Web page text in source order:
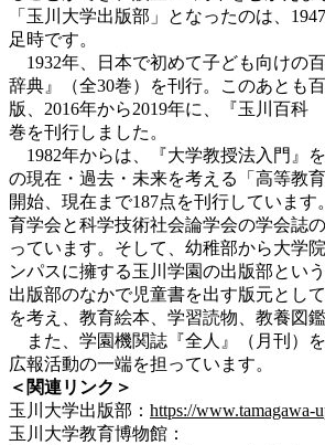
「玉川大学出版部」となったのは、
足時です。
1932年、日本で初めて子ども向けの
辞典』（全30巻）を刊行。このあとも
版、2016年から2019年に、『玉川百科
巻を刊行しました。
1982年からは、『大学教授法入門』
の現在・過去・未来を考える「高等教
開始、現在まで187点を刊行しています
育学会と科学技術社会論学会の学会誌
っています。そして、幼稚部から大学
ンパスに擁する玉川学園の出版部とい
出版部のなかで児童書を出す版元とし
を考え、教育絵本、学習読物、教養図
また、学園機関誌『全人』（月刊）
広報活動の一端を担っています。
＜関連リンク＞
玉川大学出版部： https://www.tamagawa-
玉川大学教育博物館：